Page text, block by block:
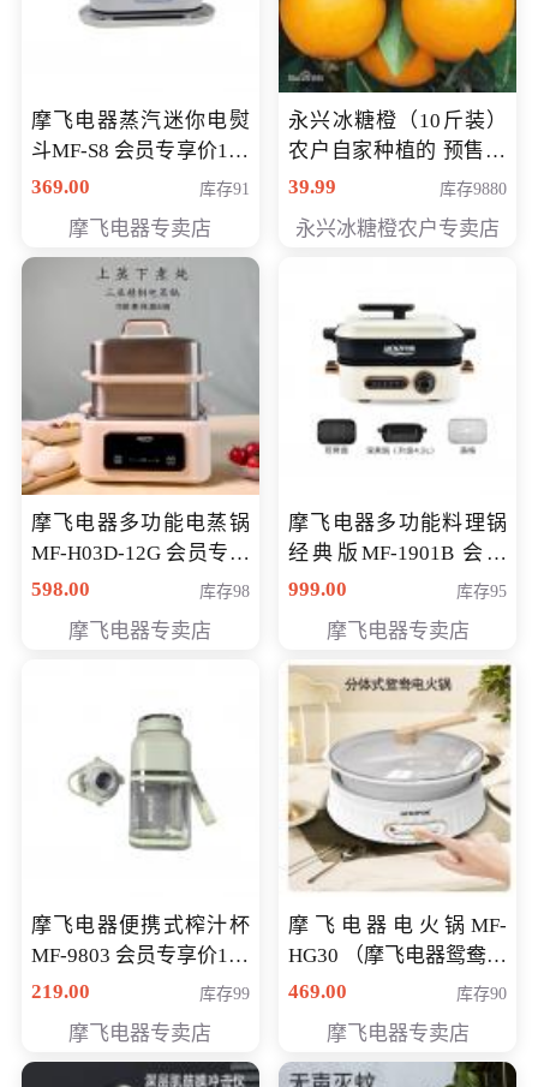
摩飞电器蒸汽迷你电熨
斗MF-S8 会员专享价168
元
369.00 库存91
摩飞电器专卖店
永兴冰糖橙（10斤装）
农户自家种植的 预售10
万斤 会员包邮专享价
39.99 库存9880
永兴冰糖橙农户专卖店
摩飞电器多功能电蒸锅
MF-H03D-12G 会员专享
价398元
598.00 库存98
摩飞电器专卖店
摩飞电器多功能料理锅
经典版MF-1901B 会员
专享价399元
999.00 库存95
摩飞电器专卖店
摩飞电器便携式榨汁杯
MF-9803 会员专享价138
元
219.00 库存99
摩飞电器专卖店
摩飞电器电火锅MF-
HG30 （摩飞电器鸳鸯锅
MF-HG30 ） 会员专享价
469.00 库存90
摩飞电器专卖店